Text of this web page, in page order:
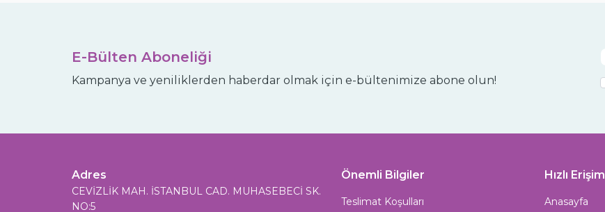
E-Bülten Aboneliği
Kampanya ve yeniliklerden haberdar olmak için e-bültenimize abone olun!
Adres
CEVİZLİK MAH. İSTANBUL CAD. MUHASEBECİ SK.
NO:5
Önemli Bilgiler
Teslimat Koşulları
Hızlı Erişim
Anasayfa